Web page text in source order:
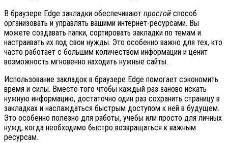
В браузере Edge закладки обеспечивают простой способ
организовать и управлять вашими интернет-ресурсами. Вы
можете создавать папки, сортировать закладки по темам и
настраивать их под свои нужды. Это особенно важно для тех, кто
часто работает с большим количеством информации и ценит
возможность мгновенно находить нужные сайты.
Использование закладок в браузере Edge помогает сэкономить
время и силы. Вместо того чтобы каждый раз заново искать
нужную информацию, достаточно один раз сохранить страницу в
закладках и наслаждаться быстрым доступом к ней в будущем.
Это особенно полезно для работы, учебы или просто для личных
нужд, когда необходимо быстро возвращаться к важным
ресурсам.